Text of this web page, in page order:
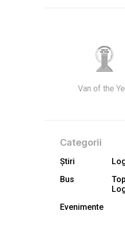
Van of the
Categorii
Știri
Bus
Top
Evenimente